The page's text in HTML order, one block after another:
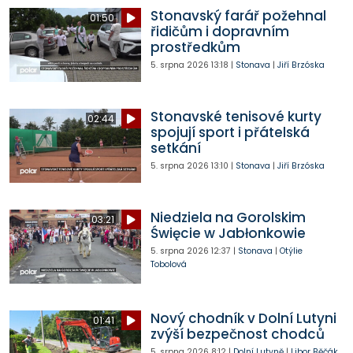
01:50
Stonavský farář požehnal
řidičům i dopravním
prostředkům
5. srpna 2026 13:18 | Stonava | Jiří Brzóska
02:44
Stonavské tenisové kurty
spojují sport i přátelská
setkání
5. srpna 2026 13:10 | Stonava | Jiří Brzóska
03:21
Niedziela na Gorolskim
Święcie w Jabłonkowie
5. srpna 2026 12:37 | Stonava | Otýlie
Tobolová
01:41
Nový chodník v Dolní Lutyni
zvýší bezpečnost chodců